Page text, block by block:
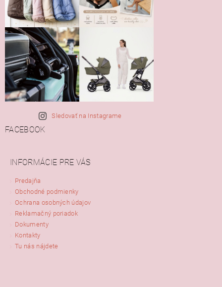
Sledovať na Instagrame
FACEBOOK
INFORMÁCIE PRE VÁS
Predajňa
Obchodné podmienky
Ochrana osobných údajov
Reklamačný poriadok
Dokumenty
Kontakty
Tu nás nájdete